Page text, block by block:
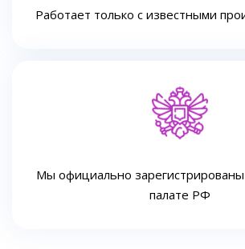
Работает только с известными
Мы официально
палате РФ